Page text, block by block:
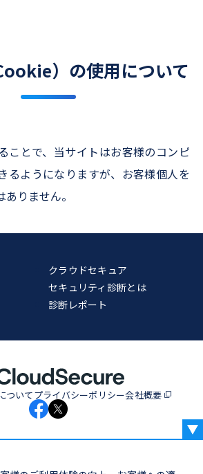
）の使用について
ことで、当サイトはお客様のコンピ
るようになりますが、お客様個人を
りません。
クラウドセキュア
セキュリティ診断とは
診断レポート
ついてプライバシーポリシー会社概要